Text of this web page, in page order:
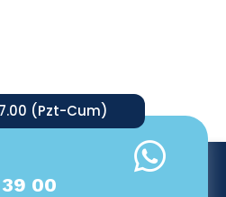
(Pzt-Cum)
00